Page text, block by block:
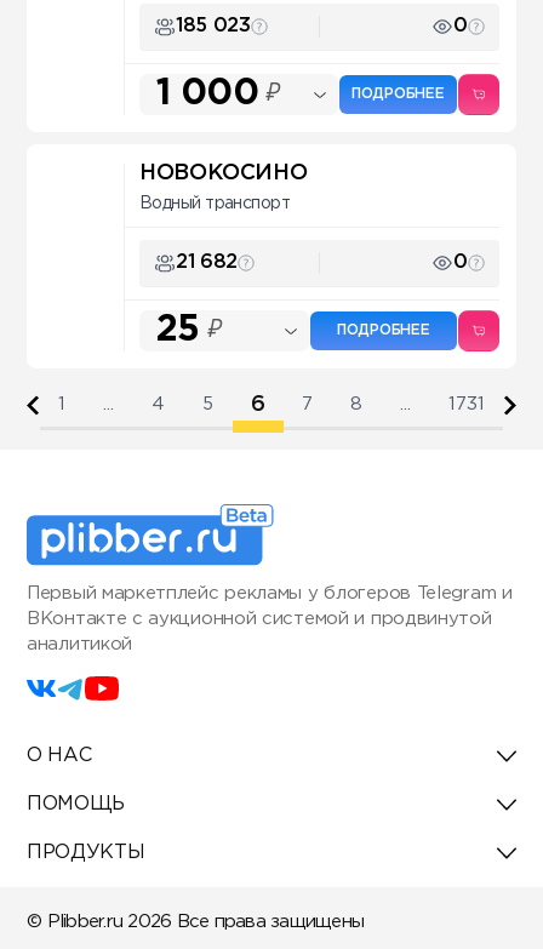
185 023 0
1 000 ₽ ПОДРОБНЕЕ
НОВОКОСИНО
Водный транспорт
21 682 0
25 ₽ ПОДРОБНЕЕ
4 5 6 7 8 1731
Первый маркетплейс рекламы у блогеров Telegram и
ВКонтакте с аукционной системой и продвинутой
аналитикой
О НАС
ПОМОЩЬ
ПРОДУКТЫ
© Plibber.ru 2026 Все права защищены